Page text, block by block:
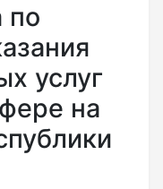
по
услуг
на